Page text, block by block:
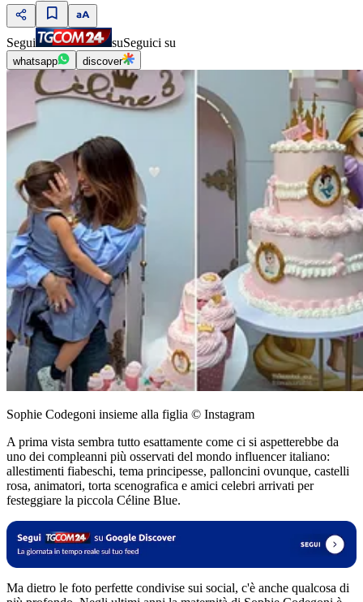
Segui suSeguici su
whatsapp discover
Sophie Codegoni insieme alla figlia © Instagram
A prima vista sembra tutto esattamente come ci si aspetterebbe da
uno dei compleanni più osservati del mondo influencer italiano:
allestimenti fiabeschi, tema principesse, palloncini ovunque, castelli
rosa, animatori, torta scenografica e amici celebri arrivati per
festeggiare la piccola Céline Blue.
Ma dietro le foto perfette condivise sui social, c'è anche qualcosa di